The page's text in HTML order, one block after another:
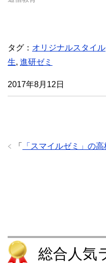
タグ： オリジナルスタイル
生, 進研ゼミ
2017年8月12日
「 「スマイルゼミ」の
総合人気